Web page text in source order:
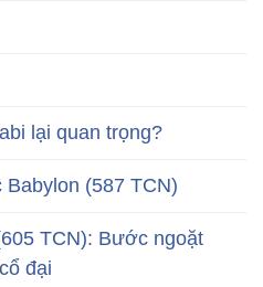
lại quan trọng?
(587 TCN)
TCN): Bước ngoặt
đại